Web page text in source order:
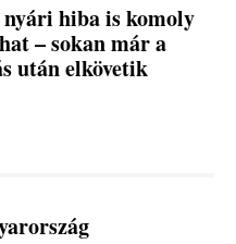
hiba is komoly
– sokan már a
után elkövetik